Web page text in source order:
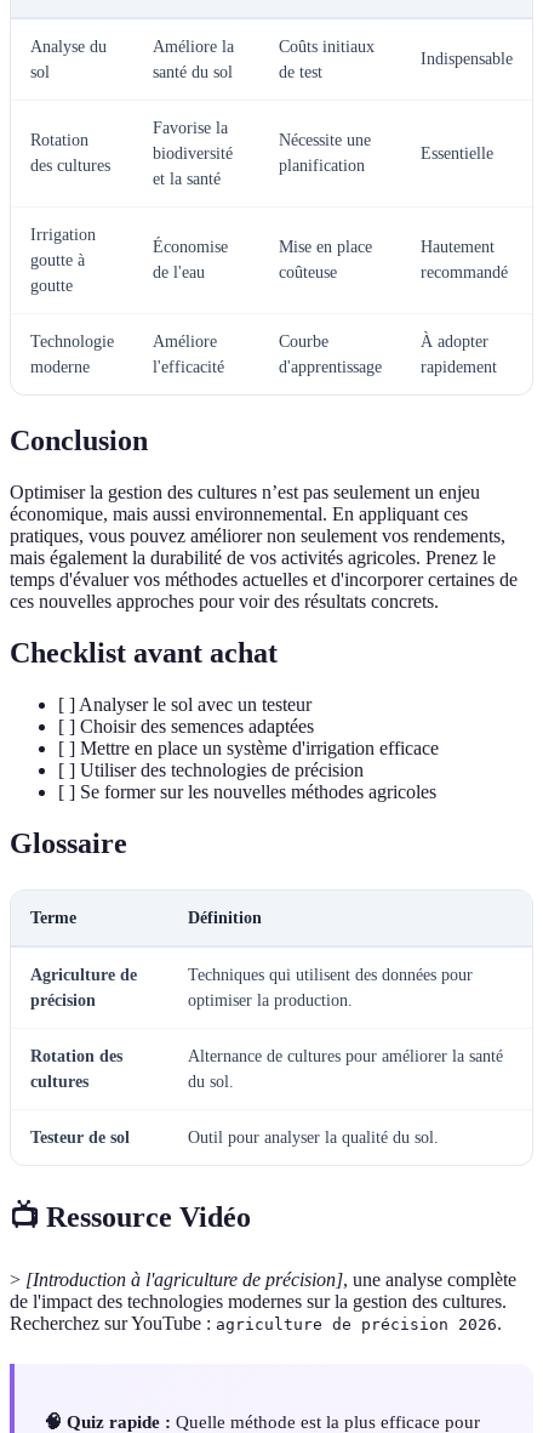
Analyse du
sol
Améliore la
santé du sol
Coûts initiaux
de test
Indispensable
Rotation
des cultures
Favorise la
biodiversité
et la santé
Nécessite une
planification
Essentielle
Irrigation
goutte à
goutte
Économise
de l'eau
Mise en place
coûteuse
Hautement
recommandé
Technologie
moderne
Améliore
l'efficacité
Courbe
d'apprentissage
À adopter
rapidement
Conclusion
Optimiser la gestion des cultures n’est pas seulement un enjeu
économique, mais aussi environnemental. En appliquant ces
pratiques, vous pouvez améliorer non seulement vos rendements,
mais également la durabilité de vos activités agricoles. Prenez le
temps d'évaluer vos méthodes actuelles et d'incorporer certaines de
ces nouvelles approches pour voir des résultats concrets.
Checklist avant achat
[ ] Analyser le sol avec un testeur
[ ] Choisir des semences adaptées
[ ] Mettre en place un système d'irrigation efficace
[ ] Utiliser des technologies de précision
[ ] Se former sur les nouvelles méthodes agricoles
Glossaire
Terme Définition
Agriculture de
précision
Techniques qui utilisent des données pour
optimiser la production.
Rotation des
cultures
Alternance de cultures pour améliorer la santé
du sol.
Testeur de sol Outil pour analyser la qualité du sol.
📺 Ressource Vidéo
> [Introduction à l'agriculture de précision], une analyse complète
de l'impact des technologies modernes sur la gestion des cultures.
Recherchez sur YouTube : agriculture de précision 2026.
🧠 Quiz rapide : Quelle méthode est la plus efficace pour